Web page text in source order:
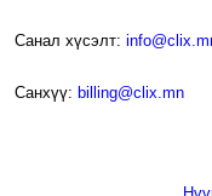
Санал хүсэлт:
Санхүү: billing@clix.mn